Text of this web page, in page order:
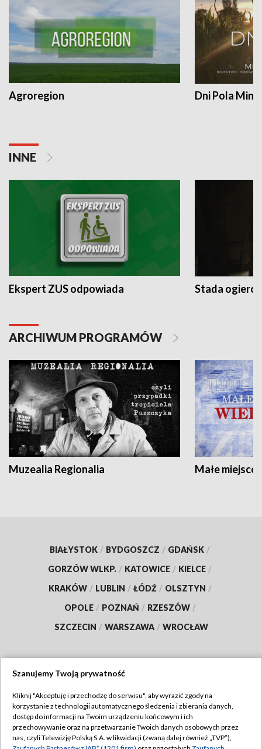
Agroregion Dni Pola
INNE
Ekspert ZUS odpowiada Stada
ARCHIWUM PROGRAMÓW
Muzealia Regionalia Małe
BIAŁYSTOK / BYDGOSZCZ / GDAŃSK /
GORZÓW WLKP. / KATOWICE / KIELCE /
KRAKÓW / LUBLIN / ŁÓDŹ / OLSZTYN /
OPOLE / POZNAŃ / RZESZÓW /
SZCZECIN / WARSZAWA / WROCŁAW
TVP
Abonament TVP
Emisja w TVP
Regulamin TVP
Szanujemy Twoją prywatność
Kliknij "Akceptuję i przechodzę do serwisu", aby wyrazić zgody na
korzystanie z technologii automatycznego śledzenia i zbierania danych,
dostęp do informacji na Twoim urządzeniu końcowym i ich
przechowywanie oraz na przetwarzanie Twoich danych osobowych przez
nas, czyli Telewizję Polską S.A. w likwidacji (zwaną dalej również „TVP”),